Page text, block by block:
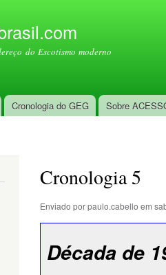
do Escotismo moderno
Cronologia do GEG Sobre
Cronologia 5
Enviado porpaulo.cabello em
Década de